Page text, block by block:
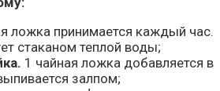
ложка принимается каждый час.
стаканом теплой воды;
1 чайная ложка добавляется в
залпом;